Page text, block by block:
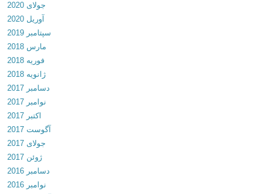
ن
س
خ
ه
ا
ز
ر
م
ف
ز
جولای 2020
آوریل 2020
سپتامبر 2019
مارس 2018
فوریه 2018
ژانویه 2018
دسامبر 2017
نوامبر 2017
آگوست 2017
جولای 2017
ژوئن 2017
دسامبر 2016
نوامبر 2016